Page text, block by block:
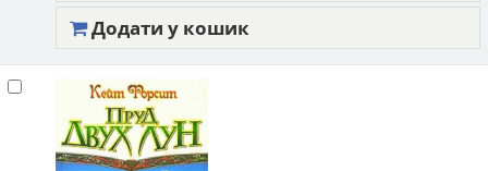
Додати у кошик